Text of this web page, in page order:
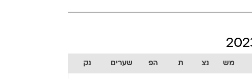
מש נצ ת הפ שערים נק